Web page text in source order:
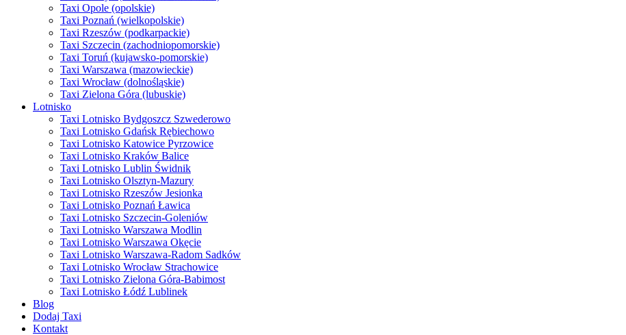
Taxi Opole (opolskie)
Taxi Poznań (wielkopolskie)
Taxi Rzeszów (podkarpackie)
Taxi Szczecin (zachodniopomorskie)
Taxi Toruń (kujawsko-pomorskie)
Taxi Warszawa (mazowieckie)
Taxi Wrocław (dolnośląskie)
Taxi Zielona Góra (lubuskie)
Lotnisko
Taxi Lotnisko Bydgoszcz Szwederowo
Taxi Lotnisko Gdańsk Rębiechowo
Taxi Lotnisko Katowice Pyrzowice
Taxi Lotnisko Kraków Balice
Taxi Lotnisko Lublin Świdnik
Taxi Lotnisko Olsztyn-Mazury
Taxi Lotnisko Rzeszów Jesionka
Taxi Lotnisko Poznań Ławica
Taxi Lotnisko Szczecin-Goleniów
Taxi Lotnisko Warszawa Modlin
Taxi Lotnisko Warszawa Okęcie
Taxi Lotnisko Warszawa-Radom Sadków
Taxi Lotnisko Wrocław Strachowice
Taxi Lotnisko Zielona Góra-Babimost
Taxi Lotnisko Łódź Lublinek
Blog
Dodaj Taxi
Kontakt